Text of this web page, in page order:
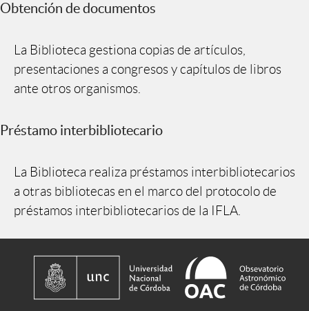
Obtención de documentos
La Biblioteca gestiona copias de artículos,
presentaciones a congresos y capítulos de libros
ante otros organismos.
Préstamo interbibliotecario
La Biblioteca realiza préstamos interbibliotecarios
a otras bibliotecas en el marco del protocolo de
préstamos interbibliotecarios de la IFLA.